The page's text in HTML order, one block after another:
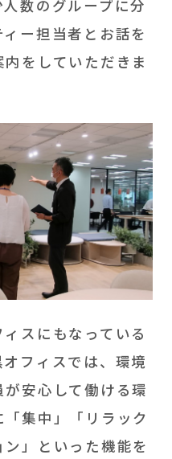
数のグループに分
ー担当者とお話を
をしていただきま
スにもなっている
フィスでは、環境
安心して働ける環
集中」「リラック
」といった機能を